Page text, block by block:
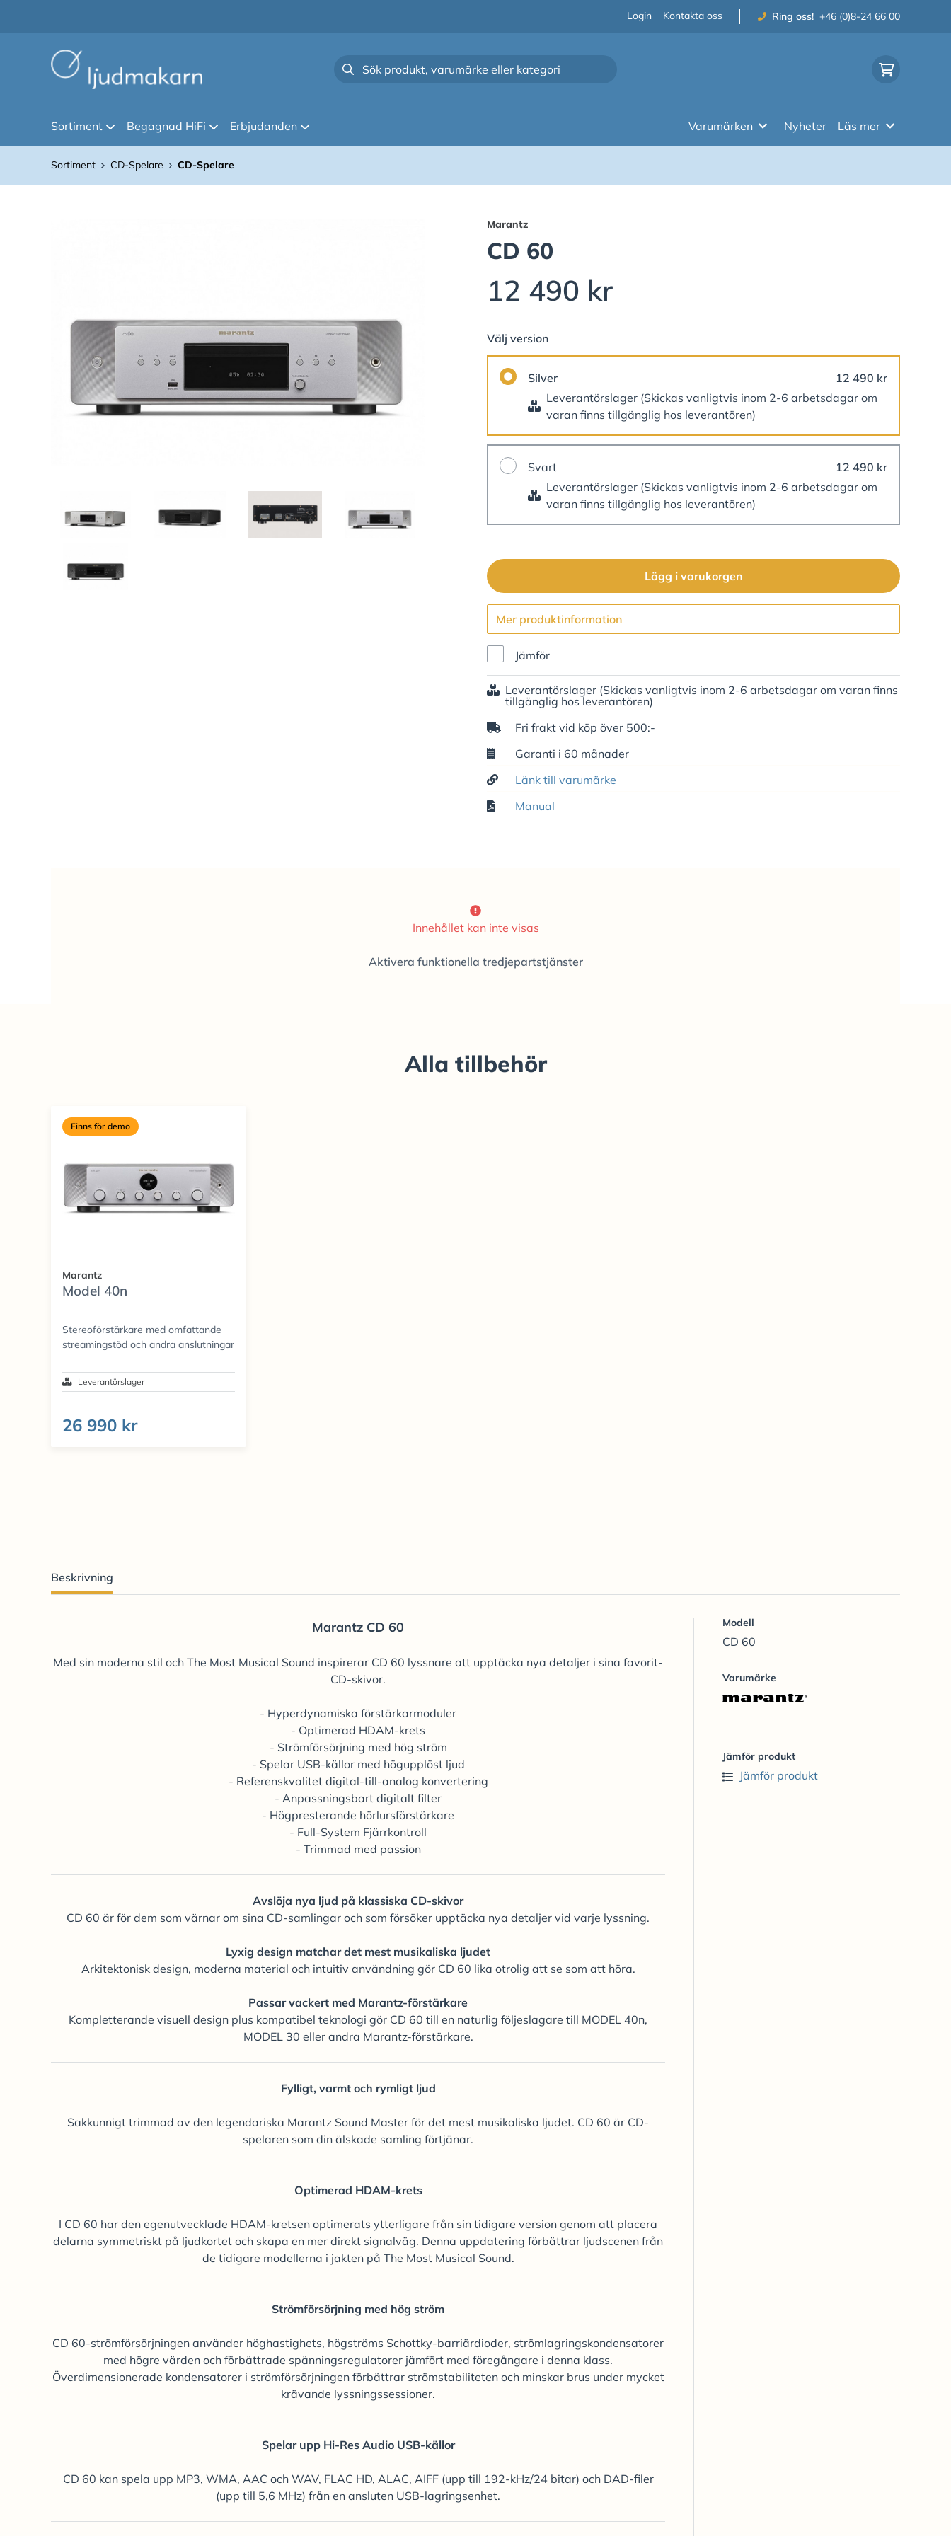
Login Kontakta oss Ring oss! +46 (0)8-24 66 00
Sortiment Begagnad HiFi Erbjudanden Varumärken Nyheter Läs mer
Sortiment CD-Spelare CD-Spelare
Marantz
CD 60
12 490 kr
Välj version
Silver
12 490 kr
Leverantörslager (Skickas vanligtvis inom 2-6 arbetsdagar om
varan finns tillgänglig hos leverantören)
Svart
12 490 kr
Leverantörslager (Skickas vanligtvis inom 2-6 arbetsdagar om
varan finns tillgänglig hos leverantören)
Lägg i varukorgen
Mer produktinformation
Jämför
Leverantörslager (Skickas vanligtvis inom 2-6 arbetsdagar om varan finns
tillgänglig hos leverantören)
Fri frakt vid köp över 500:-
Garanti i 60 månader
Länk till varumärke
Manual
Innehållet kan inte visas
Aktivera funktionella tredjepartstjänster
Alla tillbehör
Finns för demo
Marantz
Model 40n
Stereoförstärkare med omfattande
streamingstöd och andra anslutningar
Leverantörslager
26 990 kr
Beskrivning
Marantz CD 60
Med sin moderna stil och The Most Musical Sound inspirerar CD 60 lyssnare att upptäcka nya detaljer i sina favorit-
CD-skivor.
- Hyperdynamiska förstärkarmoduler
- Optimerad HDAM-krets
- Strömförsörjning med hög ström
- Spelar USB-källor med högupplöst ljud
- Referenskvalitet digital-till-analog konvertering
- Anpassningsbart digitalt filter
- Högpresterande hörlursförstärkare
- Full-System Fjärrkontroll
- Trimmad med passion
Avslöja nya ljud på klassiska CD-skivor
CD 60 är för dem som värnar om sina CD-samlingar och som försöker upptäcka nya detaljer vid varje lyssning.
Lyxig design matchar det mest musikaliska ljudet
Arkitektonisk design, moderna material och intuitiv användning gör CD 60 lika otrolig att se som att höra.
Passar vackert med Marantz-förstärkare
Kompletterande visuell design plus kompatibel teknologi gör CD 60 till en naturlig följeslagare till MODEL 40n,
MODEL 30 eller andra Marantz-förstärkare.
Fylligt, varmt och rymligt ljud
Sakkunnigt trimmad av den legendariska Marantz Sound Master för det mest musikaliska ljudet. CD 60 är CD-
spelaren som din älskade samling förtjänar.
Optimerad HDAM-krets
I CD 60 har den egenutvecklade HDAM-kretsen optimerats ytterligare från sin tidigare version genom att placera
delarna symmetriskt på ljudkortet och skapa en mer direkt signalväg. Denna uppdatering förbättrar ljudscenen från
de tidigare modellerna i jakten på The Most Musical Sound.
Strömförsörjning med hög ström
CD 60-strömförsörjningen använder höghastighets, högströms Schottky-barriärdioder, strömlagringskondensatorer
med högre värden och förbättrade spänningsregulatorer jämfört med föregångare i denna klass.
Överdimensionerade kondensatorer i strömförsörjningen förbättrar strömstabiliteten och minskar brus under mycket
krävande lyssningssessioner.
Spelar upp Hi-Res Audio USB-källor
CD 60 kan spela upp MP3, WMA, AAC och WAV, FLAC HD, ALAC, AIFF (upp till 192-kHz/24 bitar) och DAD-filer
(upp till 5,6 MHz) från en ansluten USB-lagringsenhet.
Modell
CD 60
Varumärke
Jämför produkt
Jämför produkt